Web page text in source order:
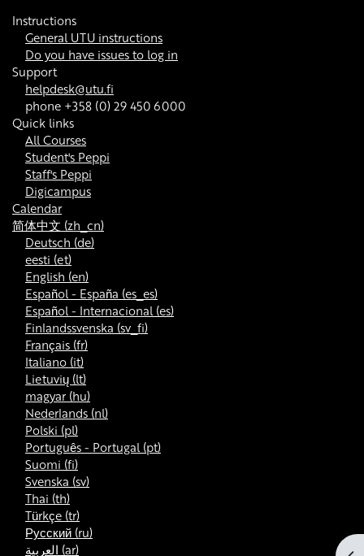
Instructions
General UTU instructions
Do you have issues to log in
Support
helpdesk@utu.fi
phone +358 (0) 29 450 6000
Quick links
All Courses
Student's Peppi
Staff's Peppi
Digicampus
Calendar
简体中文 ‎(zh_cn)‎
Deutsch ‎(de)‎
eesti ‎(et)‎
English ‎(en)‎
Español - España ‎(es_es)‎
Español - Internacional ‎(es)‎
Finlandssvenska ‎(sv_fi)‎
Français ‎(fr)‎
Italiano ‎(it)‎
Lietuvių ‎(lt)‎
magyar ‎(hu)‎
Nederlands ‎(nl)‎
Polski ‎(pl)‎
Português - Portugal ‎(pt)‎
Suomi ‎(fi)‎
Svenska ‎(sv)‎
Thai ‎(th)‎
Türkçe ‎(tr)‎
Русский ‎(ru)‎
العربية ‎(ar)‎